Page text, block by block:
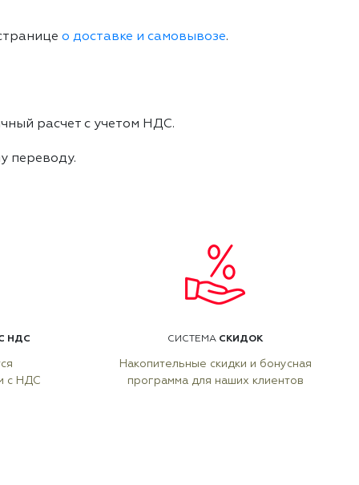
о доставке и самовывозе.
расчет с учетом НДС.
переводу.
НДС
с НДС
СИСТЕМА СКИДОК
Накопительные скидки и бонусная
программа для наших клиентов